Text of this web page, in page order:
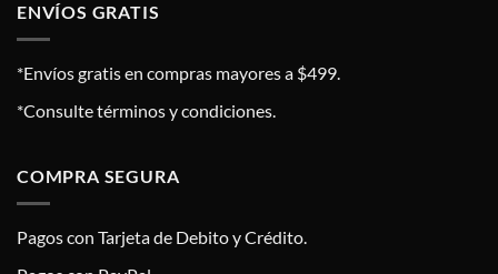
ENVÍOS GRATIS
*Envíos gratis en compras mayores a $499.
*Consulte términos y condiciones.
COMPRA SEGURA
Pagos con Tarjeta de Debito y Crédito.